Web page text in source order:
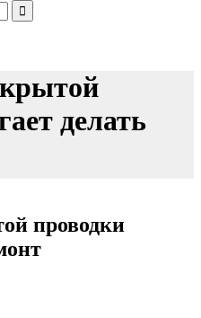
делать
проводки